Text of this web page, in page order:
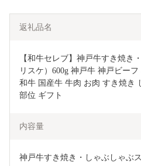
返礼品名
【和牛セレブ】神戸牛すき焼き
リスケ）600g 神戸牛 神戸ビー
和牛 国産牛 牛肉 お肉 すき焼き
部位 ギフト
内容量
神戸牛すき焼き・しゃぶしゃぶ